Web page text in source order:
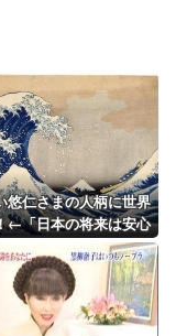
悠仁さまの人柄に世界
←「日本の将来は安心
」（海外の反応）